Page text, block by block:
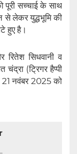
पूरी सच्चाई के साथ
से लेकर युद्धभूमि की
हुए है।
रितेश सिधवानी व
(ट्रिगर हैप्पी
21 नवंबर 2025 को